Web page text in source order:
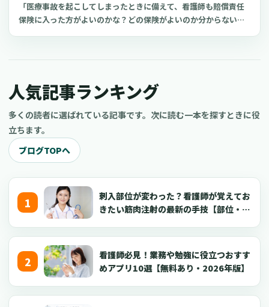
「医療事故を起こしてしまったときに備えて、看護師も賠償責任
保険に入った方がよいのかな？どの保険がよいのか分からない」
は、看護師個人の責任を問われるケースも。今回は、看護師の損
紹介します。
人気記事ランキング
多くの読者に選ばれている記事です。次に読む一本を探すときに役
立ちます。
ブログTOPへ
刺入部位が変わった？看護師が覚えてお
きたい筋肉注射の最新の手技【部位・
看護師必見！業務や勉強に役立つおすす
めアプリ10選【無料あり・2026年版】